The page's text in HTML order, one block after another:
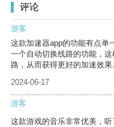
评论
游客
这款加速器app的功能有点单
一个自动切换线路的功能，
路，从而获得更好的加速效果
2024-06-17
游客
这款游戏的音乐非常优美，听